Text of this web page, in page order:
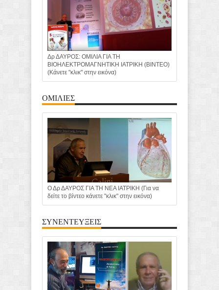
Δρ ΔΑΥΡΟΣ: ΟΜΙΛΙΑ ΓΙΑ ΤΗ
ΒΙΟΗΛΕΚΤΡΟΜΑΓΝΗΤΙΚΗ ΙΑΤΡΙΚΗ (ΒΙΝΤΕΟ)
(Κάνετε "κλικ" στην εικόνα)
ΟΜΙΛΙΕΣ
Ο Δρ ΔΑΥΡΟΣ ΓΙΑ ΤΗ ΝΕΑ ΙΑΤΡΙΚΗ (Για να
δείτε το βίντεο κάνετε "κλικ" στην εικόνα)
ΣΥΝΕΝΤΕΥΞΕΙΣ